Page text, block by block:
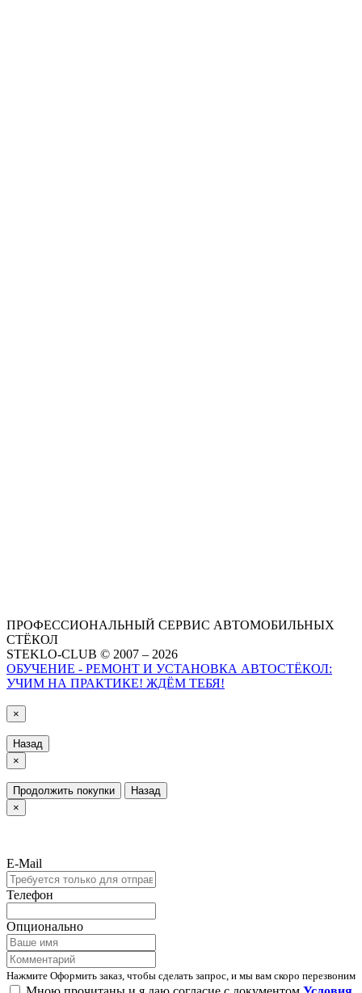
ПРОФЕССИОНАЛЬНЫЙ СЕРВИС АВТОМОБИЛЬНЫХ
СТЁКОЛ
STEKLO-CLUB © 2007 – 2026
ОБУЧЕНИЕ - РЕМОНТ И УСТАНОВКА АВТОСТЁКОЛ:
УЧИМ НА ПРАКТИКЕ! ЖДЁМ ТЕБЯ!
×
Назад
×
Продолжить покупки
Назад
×
E-Mail
Телефон
Опционально
Нажмите Оформить заказ, чтобы сделать запрос, и мы вам скоро перезвоним